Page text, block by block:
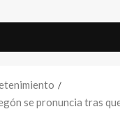
se pronuncia tras